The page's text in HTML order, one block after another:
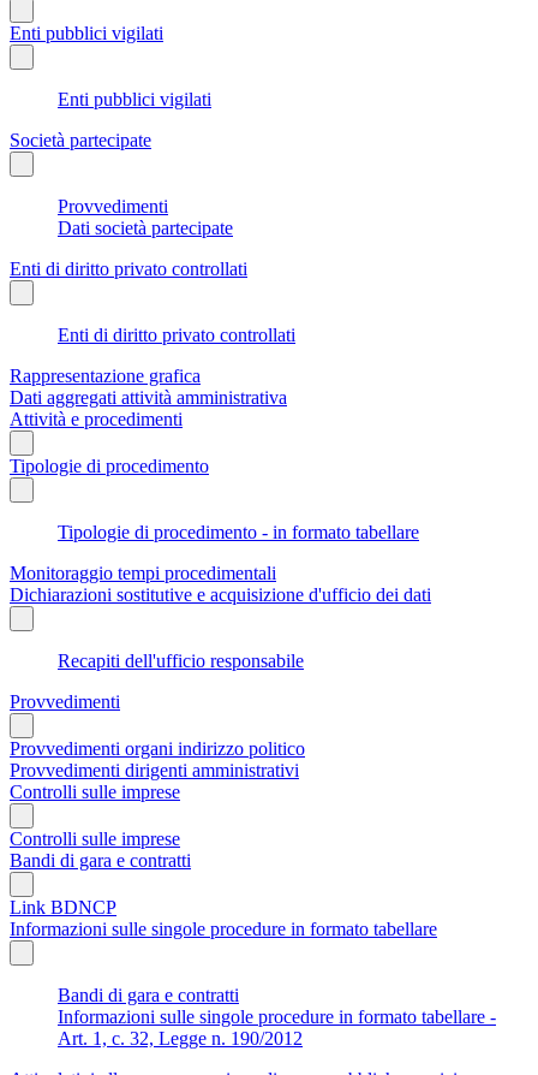
Enti pubblici vigilati
Enti pubblici vigilati
Società partecipate
Provvedimenti
Dati società partecipate
Enti di diritto privato controllati
Enti di diritto privato controllati
Rappresentazione grafica
Dati aggregati attività amministrativa
Attività e procedimenti
Tipologie di procedimento
Tipologie di procedimento - in formato tabellare
Monitoraggio tempi procedimentali
Dichiarazioni sostitutive e acquisizione d'ufficio dei dati
Recapiti dell'ufficio responsabile
Provvedimenti
Provvedimenti organi indirizzo politico
Provvedimenti dirigenti amministrativi
Controlli sulle imprese
Controlli sulle imprese
Bandi di gara e contratti
Link BDNCP
Informazioni sulle singole procedure in formato tabellare
Bandi di gara e contratti
Informazioni sulle singole procedure in formato tabellare -
Art. 1, c. 32, Legge n. 190/2012